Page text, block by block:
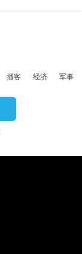
播客 经济 军事